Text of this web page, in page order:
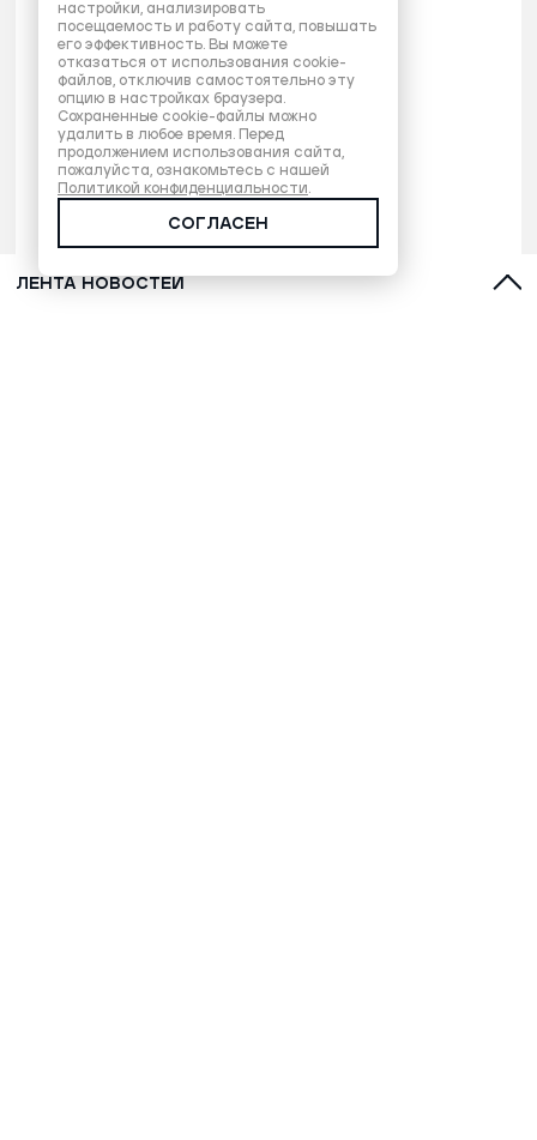
ЛЕНТА НОВОСТЕЙ
настройки, анализировать
посещаемость и работу сайта, повышать
его эффективность. Вы можете
отказаться от использования cookie-
файлов, отключив самостоятельно эту
опцию в настройках браузера.
Сохраненные cookie-файлы можно
удалить в любое время. Перед
продолжением использования сайта,
пожалуйста, ознакомьтесь с нашей
Политикой конфиденциальности.
СОГЛАСЕН